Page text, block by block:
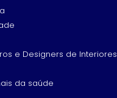
e Designers de Interiores
da saúde